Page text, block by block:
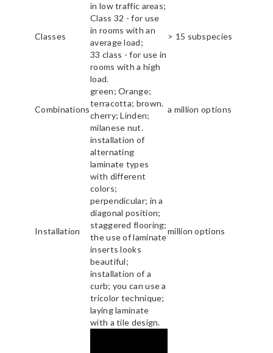
Classes
in low traffic areas;
Class 32 - for use
in rooms with an
average load;
33 class - for use in
rooms with a high
load.
> 15 subspecies
Combinations
green; Orange;
terracotta; brown.
cherry; Linden;
milanese nut.
a million options
Installation
installation of
alternating
laminate types
with different
colors;
perpendicular; in a
diagonal position;
staggered flooring;
the use of laminate
inserts looks
beautiful;
installation of a
curb; you can use a
tricolor technique;
laying laminate
with a tile design.
million options